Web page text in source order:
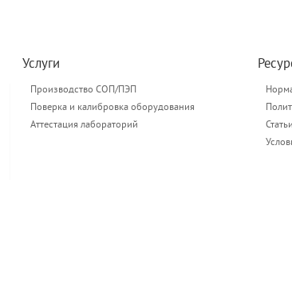
Услуги
Производство СОП/ПЭП
Поверка и калибровка оборудования
Аттестация лабораторий
Статьи